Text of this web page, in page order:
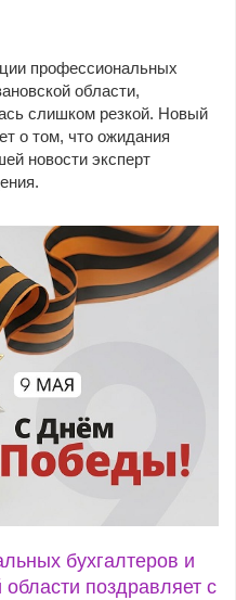
профессиональных
области,
слишком резкой. Новый
о том, что ожидания
новости эксперт
бухгалтеров и
поздравляет с